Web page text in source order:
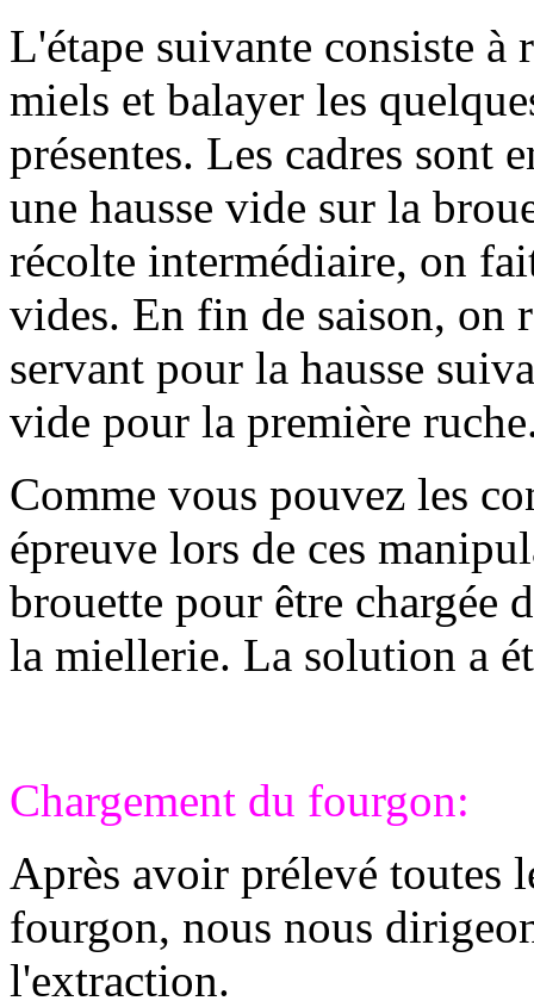
L'étape suivante consiste à
miels et balayer les
présentes. Les cadres sont
une hausse vide sur la
récolte intermédiaire, on
vides. En fin de saison, on
servant pour la hausse
vide pour la première
Comme vous pouvez les
épreuve lors de ces
brouette pour être chargée
la miellerie. La solution a
Chargement du fourgon:
Après avoir prélevé toutes
fourgon, nous nous
l'extraction.